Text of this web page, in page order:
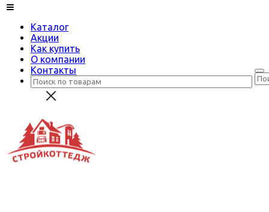
Каталог
Акции
Как купить
О компании
Контакты